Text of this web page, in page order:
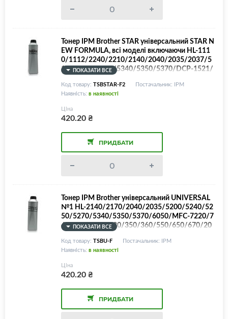
Тонер IPM Brother STAR універсальний STAR N
EW FORMULA, всі моделі включаючи HL-111
0/1112/2240/2210/2140/2040/2035/2037/5
130/5140/5240/5340/5350/5370/DCP-1521/
TN2085/2005/3030/3060, СУМІСНИЙ З НОВ
ИМИ МОДЕЛЯМИ, 500г/банка (Увага! TN10
0/TN1200/TN1700 - НЕ підтримуються, дуже
відрізняються і використовують зовсім іншу ф
ормулу тонера!)
ПОКАЗАТИ ВСЕ
Код товару: TSBSTAR-F2
Постачальник: IPM
Наявність: в наявності
Ціна
420.20₴
ПРИДБАТИ
Тонер IPM Brother універсальний UNIVERSAL
№1 HL-2140/2170/2040/2035/5200/5240/52
50/5270/5340/5350/5370/6050/MFC-7220/7
440/8460/TN-330/350/360/550/650/670/20
05/2025/3130/4100, 500г/банка (Увага! TN10
0/TN1200/TN1700 - НЕ підтримуються, дуже
відрізняються і використовують зовсім іншу ф
ормулу тонера!)
ПОКАЗАТИ ВСЕ
Код товару: TSBU-F
Постачальник: IPM
Наявність: в наявності
Ціна
420.20₴
ПРИДБАТИ